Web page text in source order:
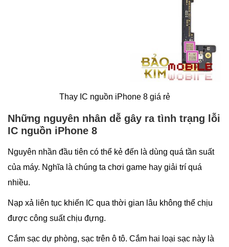
Thay IC nguồn iPhone 8 giá rẻ
Những nguyên nhân dễ gây ra tình trạng lỗi
IC nguồn iPhone 8
Nguyên nhần đầu tiên có thể kẻ đến là dùng quá tần suất
của máy. Nghĩa là chúng ta chơi game hay giải trí quá
nhiều.
Nạp xả liên tục khiến IC qua thời gian lâu không thể chịu
được công suất chịu đựng.
Cắm sạc dự phòng, sạc trên ô tô. Cắm hai loại sạc này là